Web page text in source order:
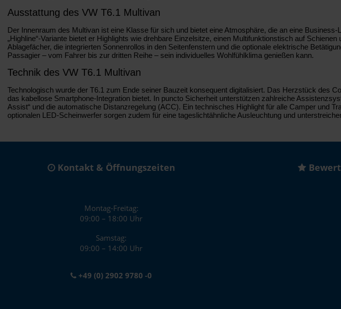
Ausstattung des VW T6.1 Multivan
Der Innenraum des Multivan ist eine Klasse für sich und bietet eine Atmosphäre, die an eine
„Highline“-Variante bietet er Highlights wie drehbare Einzelsitze, einen Multifunktionstisch auf
Ablagefächer, die integrierten Sonnenrollos in den Seitenfenstern und die optionale elektrische
Passagier – vom Fahrer bis zur dritten Reihe – sein individuelles Wohlfühlklima genießen kann.
Technik des VW T6.1 Multivan
Technologisch wurde der T6.1 zum Ende seiner Bauzeit konsequent digitalisiert. Das Herzstück des
das kabellose Smartphone-Integration bietet. In puncto Sicherheit unterstützen zahlreiche
Assist“ und die automatische Distanzregelung (ACC). Ein technisches Highlight für alle Camper und
optionalen LED-Scheinwerfer sorgen zudem für eine tageslichtähnliche Ausleuchtung und
Kontakt & Öffnungszeiten
Montag-Freitag:
09:00 – 18:00 Uhr
Samstag:
09:00 – 14:00 Uhr
+49 (0) 2902 9780 -0